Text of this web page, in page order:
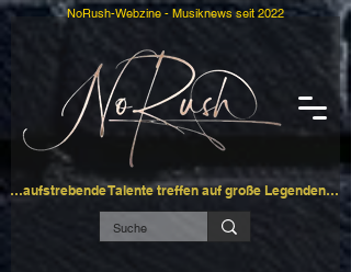
…aufstrebende Talente treffen auf große Legenden…
NoRush-Webzine - Musiknews seit 2022